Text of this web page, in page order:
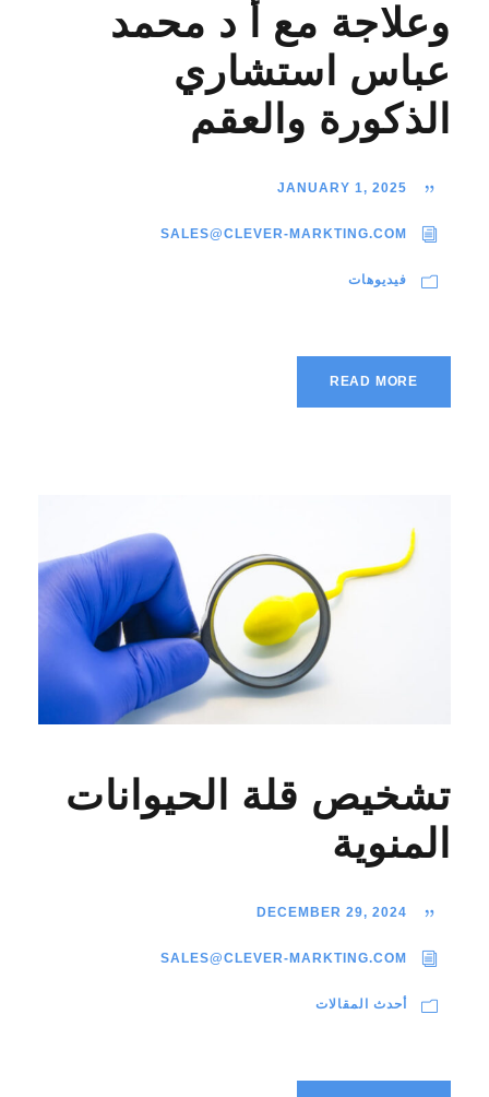
وعلاجة مع أ د محمد
عباس استشاري
الذكورة والعقم
JANUARY 1, 2025
SALES@CLEVER-MARKTING.COM
فيديوهات
READ MORE
تشخيص قلة الحيوانات
المنوية
DECEMBER 29, 2024
SALES@CLEVER-MARKTING.COM
أحدث المقالات